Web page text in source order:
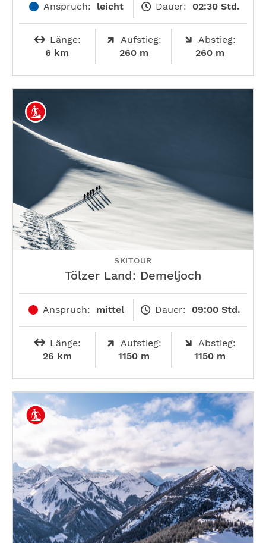
Anspruch: leicht Dauer: 02:30 Std.
Länge:
6 km
Aufstieg:
260 m
Abstieg:
260 m
SKITOUR
Tölzer Land: Demeljoch
Anspruch: mittel Dauer: 09:00 Std.
Länge:
26 km
Aufstieg:
1150 m
Abstieg:
1150 m